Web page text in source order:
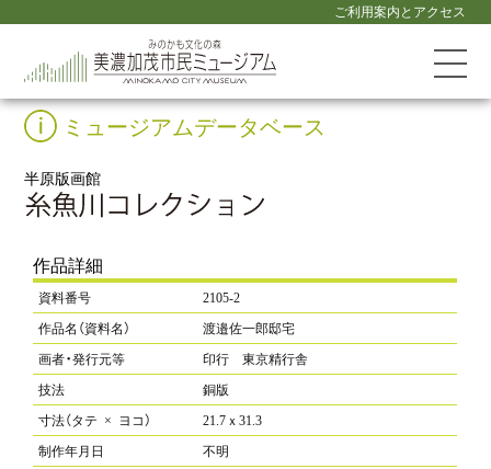
ご利用案内とアクセス
ミュージアムデータベース
半原版画館
作品詳細
資料番号
2105-2
作品名（資料名）
渡邉佐一郎邸宅
画者・発行元等
印行 東京精行舎
技法
銅版
寸法（タテ × ヨコ）
21.7ｘ31.3
制作年月日
不明